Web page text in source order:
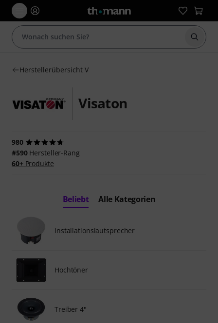
Suche
Herstellerübersicht V
Visaton
980
#590Hersteller-Rang
60+Produkte
Beliebt Alle Kategorien
Installationslautsprecher
Hochtöner
Treiber 4"